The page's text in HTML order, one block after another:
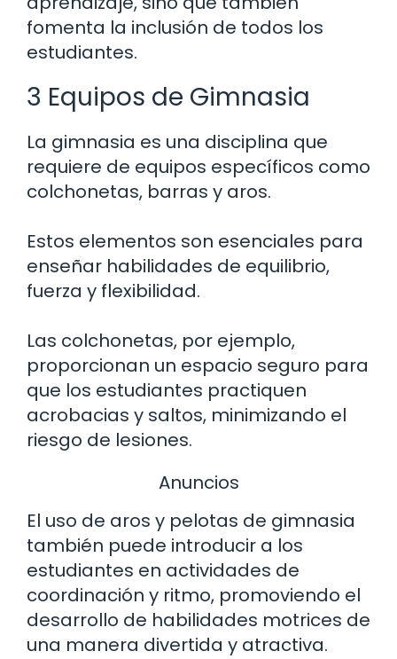
fomenta la inclusión de todos los
estudiantes.
3 Equipos de Gimnasia
La gimnasia es una disciplina que
requiere de equipos específicos como
colchonetas, barras y aros.
Estos elementos son esenciales para
enseñar habilidades de equilibrio,
fuerza y flexibilidad.
Las colchonetas, por ejemplo,
proporcionan un espacio seguro para
que los estudiantes practiquen
acrobacias y saltos, minimizando el
riesgo de lesiones.
Anuncios
El uso de aros y pelotas de gimnasia
también puede introducir a los
estudiantes en actividades de
coordinación y ritmo, promoviendo el
desarrollo de habilidades motrices de
una manera divertida y atractiva.